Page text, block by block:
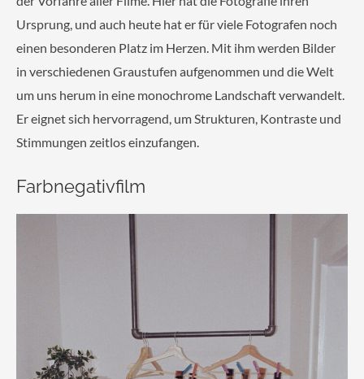
Ursprung, und auch heute hat er für viele Fotografen noch
einen besonderen Platz im Herzen. Mit ihm werden Bilder
in verschiedenen Graustufen aufgenommen und die Welt
um uns herum in eine monochrome Landschaft verwandelt.
Er eignet sich hervorragend, um Strukturen, Kontraste und
Stimmungen zeitlos einzufangen.
Farbnegativfilm